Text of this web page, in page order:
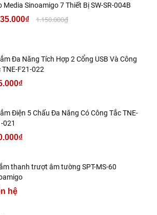
Media Sinoamigo 7 Thiết Bị SW-SR-004B
1.150.000₫
Đa Năng Tích Hợp 2 Cổng USB Và Công
TNE-F21-022
Điện 5 Chấu Đa Năng Có Công Tắc TNE-
021
thanh trượt âm tường SPT-MS-60
hệ